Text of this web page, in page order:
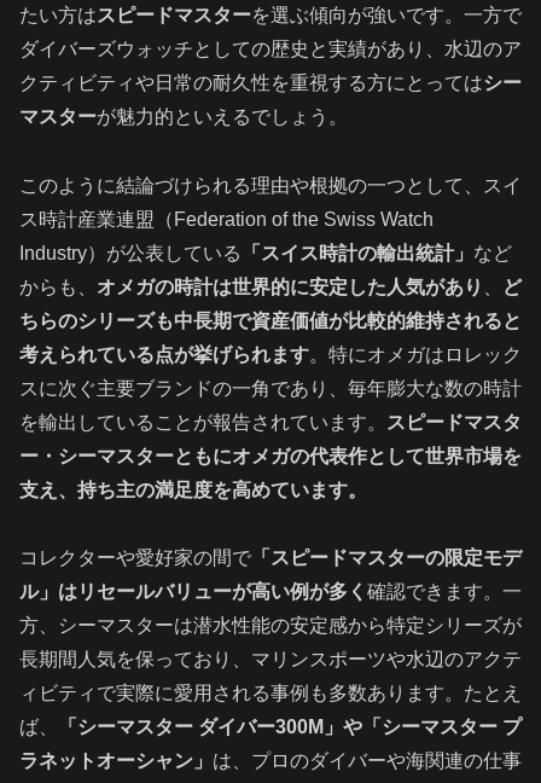
たい方はスピードマスターを選ぶ傾向が強いです。一方で
ダイバーズウォッチとしての歴史と実績があり、水辺のア
クティビティや日常の耐久性を重視する方にとってはシー
マスターが魅力的といえるでしょう。
このように結論づけられる理由や根拠の一つとして、スイ
ス時計産業連盟（Federation of the Swiss Watch
Industry）が公表している
「スイス時計の輸出統計」 など
からも、 オメガの時計は世界的に安定した人気があり
ど
ちらのシリーズも中長期で資産価値が比較的維持されると
考えられている点が挙げられます。特にオメガはロレック
スに次ぐ主要ブランドの一角であり、毎年膨大な数の時計
を輸出していることが報告されています。
スピードマスタ
ー・シーマスターともにオメガの代表作として世界市場を
支え、持ち主の満足度を高めています。
コレクターや愛好家の間で 「スピードマスターの限定モデ
ル」はリセールバリューが高い例が多く 確認できます。一
方、シーマスターは潜水性能の安定感から特定シリーズが
長期間人気を保っており、マリンスポーツや水辺のアクテ
ィビティで実際に愛用される事例も多数あります。たとえ
ば、
「シーマスター ダイバー300M」や「シーマスター プ
ラネットオーシャン」 は、プロのダイバーや海関連の仕事